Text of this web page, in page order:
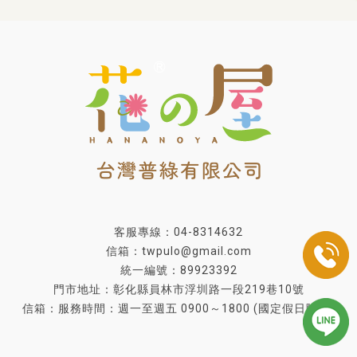
客服專線：04-8314632
信箱：twpulo@gmail.com
統一編號：89923392
門市地址：彰化縣員林市浮圳路一段219巷10號
信箱：服務時間：週一至週五 0900～1800 (國定假日除外)